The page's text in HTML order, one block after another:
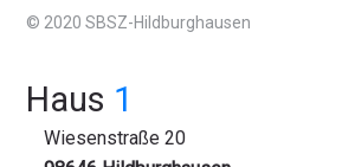
© 2020 SBSZ-Hildburghausen
Haus 1
Wiesenstraße 20